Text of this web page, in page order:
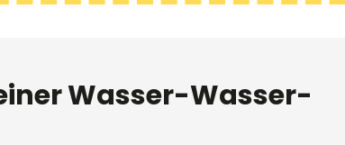
Wasser-Wasser-